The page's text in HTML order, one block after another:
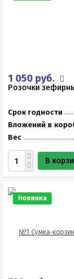
1 050 руб.
Розочки
Срок годности
Вложений в
Вес
В
Новинка